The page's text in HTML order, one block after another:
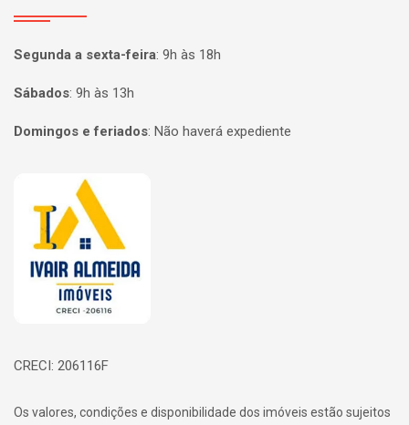
Segunda a sexta-feira: 9h às 18h
Sábados: 9h às 13h
Domingos e feriados: Não haverá expediente
Página inicial
CRECI: 206116F
Os valores, condições e disponibilidade dos imóveis estão sujeitos